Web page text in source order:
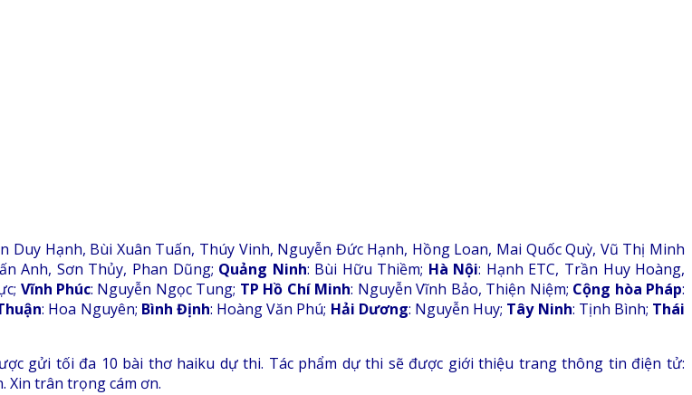
Duy Hạnh, Bùi Xuân Tuấn, Thúy Vinh, Nguyễn Đức Hạnh, Hồng Loan, Mai Quốc Quỳ, Vũ Thị Minh
Anh, Sơn Thủy, Phan Dũng; Quảng Ninh: Bùi Hữu Thiềm; Hà Nội: Hạnh ETC, Trần Huy Hoàng,
Vĩnh Phúc: Nguyễn Ngọc Tung; TP Hồ Chí Minh: Nguyễn Vĩnh Bảo, Thiện Niệm; Cộng hòa Pháp:
: Hoa Nguyên; Bình Định: Hoàng Văn Phú; Hải Dương: Nguyễn Huy; Tây Ninh: Tịnh Bình; Thái
gửi tối đa 10 bài thơ haiku dự thi. Tác phẩm dự thi sẽ được giới thiệu trang thông tin điện tử:
Xin trân trọng cám ơn.